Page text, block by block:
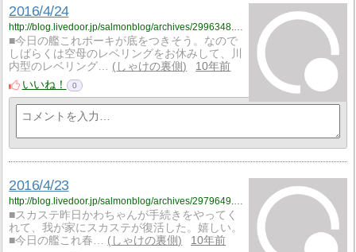
2016/4/24
http://blog.livedoor.jp/salmonblog/archives/2996348.html
■今日の艦これボーキが底をつきそう。なので
しばらくは空母のレベリングをお休みして、川
内型のレベリング…
しゃけの裏側
10年前
いいね！
0
2016/4/23
http://blog.livedoor.jp/salmonblog/archives/2979649.html
■スカステ昨日かわちゃんが手続きをやってく
れて、我が家にスカステが復活した。嬉しい。
■今日の艦これ春…
しゃけの裏側
10年前